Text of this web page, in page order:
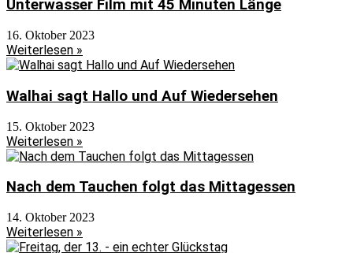
Unterwasser Film mit 45 Minuten Länge
16. Oktober 2023
Weiterlesen »
Walhai sagt Hallo und Auf Wiedersehen
15. Oktober 2023
Weiterlesen »
Nach dem Tauchen folgt das Mittagessen
14. Oktober 2023
Weiterlesen »